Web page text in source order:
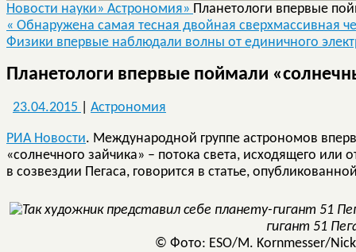
Новости науки» Астрономия» Планетологи впервые
« Обнаружена самая тесная двойная сверхмассивная
Физики впервые наблюдали волны от единичного
Планетологи впервые поймали
23.04.2015 Астрономия
РИА Новости. Международной группе астрономов
«солнечного зайчика» – потока света, исходящего или
в созвездии Пегаса, говорится в статье,
гигант 51
© Фото: ESO/M. Kornmesser/Nick